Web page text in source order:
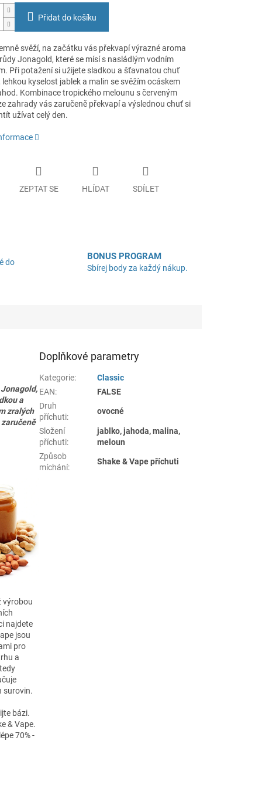
Přidat do košíku
svěží, na začátku vás překvapí výrazné aroma
Jonagold, které se mísí s nasládlým vodním
Při potažení si užijete sladkou a šťavnatou chuť
lehkou kyselost jablek a malin se svěžím ocáskem
Kombinace tropického melounu s červeným
zahrady vás zaručeně překvapí a výslednou chuť si
užívat celý den.
ZEPTAT SE HLÍDAT SDÍLET
do
BONUS PROGRAM
Sbírej body za každý nákup.
a
zralých
výrobou
najdete
jsou
pro
a
surovin.
bázi.
& Vape.
70% -
Doplňkové parametry
Kategorie:
Classic
EAN:
FALSE
Druh
příchuti:
ovocné
Složení
příchuti:
jablko, jahoda, malina,
meloun
Způsob
míchání:
Shake & Vape příchuti